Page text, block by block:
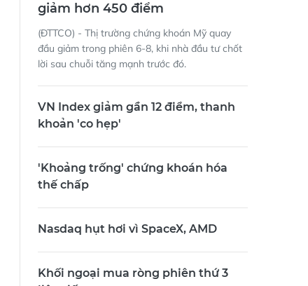
giảm hơn 450 điểm
(ĐTTCO) - Thị trường chứng khoán Mỹ quay
đầu giảm trong phiên 6-8, khi nhà đầu tư chốt
lời sau chuỗi tăng mạnh trước đó.
VN Index giảm gần 12 điểm, thanh
khoản 'co hẹp'
'Khoảng trống' chứng khoán hóa
thế chấp
Nasdaq hụt hơi vì SpaceX, AMD
Khối ngoại mua ròng phiên thứ 3